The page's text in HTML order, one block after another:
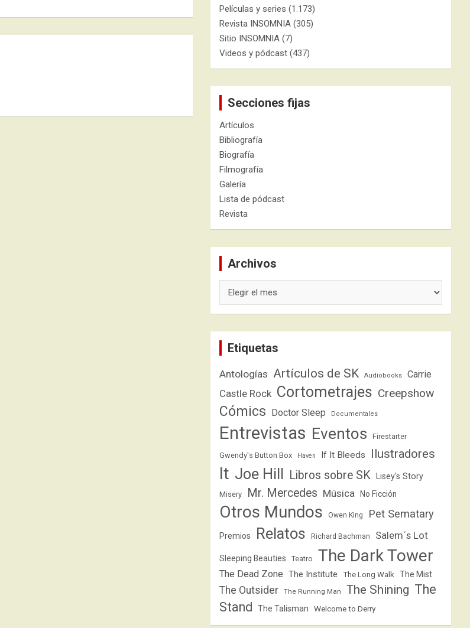
Películas y series (1.173)
Revista INSOMNIA (305)
Sitio INSOMNIA (7)
Videos y pódcast (437)
Secciones fijas
Artículos
Bibliografía
Biografía
Filmografía
Galería
Lista de pódcast
Revista
Archivos
Etiquetas
Antologías Artículos de SK Audiobooks Carrie
Castle Rock Cortometrajes Creepshow
Cómics Doctor Sleep Documentales
Entrevistas Eventos Firestarter
Gwendy's Button Box Haven If It Bleeds Ilustradores
It Joe Hill Libros sobre SK Lisey's Story
Misery Mr. Mercedes Música No Ficción
Otros Mundos Owen King Pet Sematary
Premios Relatos Richard Bachman Salem´s Lot
Sleeping Beauties Teatro The Dark Tower
The Dead Zone The Institute The Long Walk The Mist
The Outsider The Running Man The Shining The
Stand
The Talisman Welcome to Derry